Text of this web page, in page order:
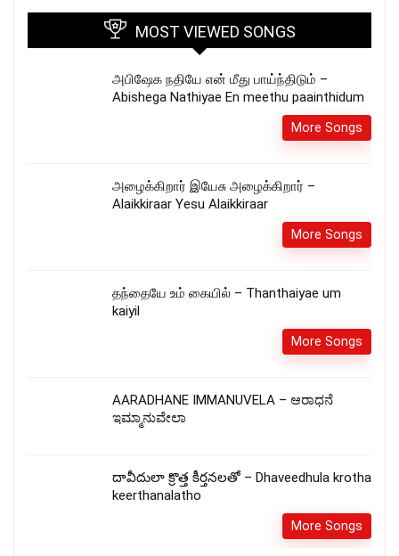
MOST VIEWED SONGS
அபிஷேக நதியே என் மீது பாய்ந்திடும் –
Abishega Nathiyae En meethu paainthidum
More Songs
அழைக்கிறார் இயேசு அழைக்கிறார் –
Alaikkiraar Yesu Alaikkiraar
More Songs
தந்தையே உம் கையில் – Thanthaiyae um
kaiyil
More Songs
AARADHANE IMMANUVELA – ಆರಾಧನೆ
ಇಮ್ಮಾನುವೇಲಾ
దావీదులా క్రొత్త కీర్తనలతో – Dhaveedhula krotha
keerthanalatho
More Songs